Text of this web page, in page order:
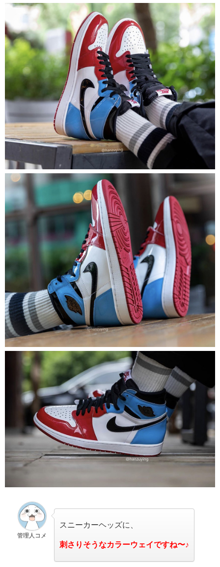
管理人コメ
スニーカーヘッズに、
刺さりそうなカラーウェイですね〜♪